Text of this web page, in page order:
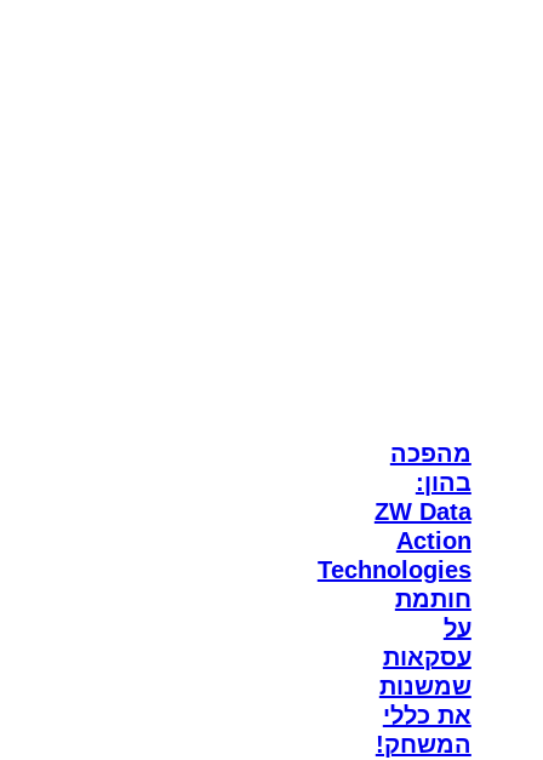
מהפכה
בהון:
ZW Data
Action
Technologies
חותמת
על
עסקאות
שמשנות
את כללי
המשחק!